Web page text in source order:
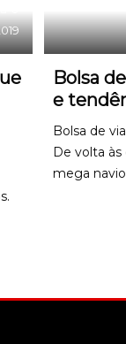
Bolsa
e
Bolsa de
De volta
mega navio